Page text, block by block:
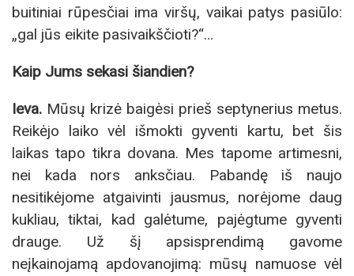
buitiniai rūpesčiai ima viršų, vaikai patys pasiūlo:
„gal jūs eikite pasivaikščioti?“…
Kaip Jums sekasi šiandien?
Ieva. Mūsų krizė baigėsi prieš septynerius metus.
Reikėjo laiko vėl išmokti gyventi kartu, bet šis
laikas tapo tikra dovana. Mes tapome artimesni,
nei kada nors anksčiau. Pabandę iš naujo
nesitikėjome atgaivinti jausmus, norėjome daug
kukliau, tiktai, kad galėtume, pajėgtume gyventi
drauge. Už šį apsisprendimą gavome
neįkainojamą apdovanojimą: mūsų namuose vėl